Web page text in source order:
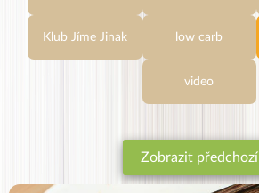
Klub Jíme Jinak low carb
video
Zobrazit předchozí